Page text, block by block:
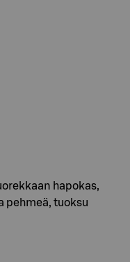
hapokas,
pehmeä, tuoksu